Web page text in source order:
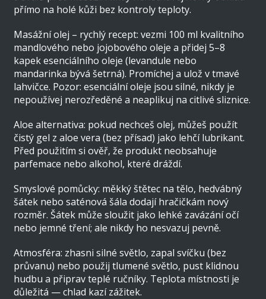
přímo na holé kůži bez kontroly teploty.
Masážní olej – rychlý recept: vezmi 100 ml kvalitního
mandlového nebo jojobového oleje a přidej 5–8
kapek esenciálního oleje (levandule nebo
mandarinka bývá šetrná). Promíchej a ulož v tmavé
lahvičce. Pozor: esenciální oleje jsou silné, nikdy je
nepoužívej nerozředěné a neaplikuj na citlivé sliznice.
Aloe alternativa: pokud nechceš olej, můžeš použít
čistý gel z aloe vera (bez přísad) jako lehčí lubrikant.
Před použitím si ověř, že produkt neobsahuje
parfemace nebo alkohol, které dráždí.
Smyslové pomůcky: měkký štětec na tělo, hedvábný
šátek nebo saténová šála dodají hračičkám nový
rozměr. Šátek může sloužit jako lehké zavázání očí
nebo jemné tření; ale nikdy ho nesvazuj pevně.
Atmosféra: zhasni silné světlo, zapal svíčku (bez
průvanu) nebo použij tlumené světlo, pust klidnou
hudbu a připrav teplé ručníky. Teplota místnosti je
důležitá — chlad kazí zážitek.